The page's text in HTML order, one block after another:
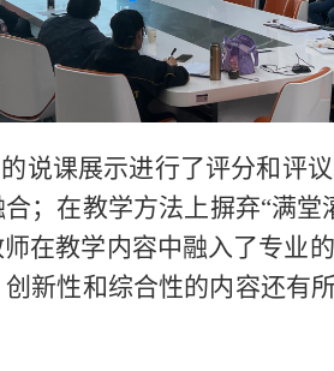
说课展示进行了评分和评
；在教学方法上摒弃“满
在教学内容中融入了专业
新性和综合性的内容还有